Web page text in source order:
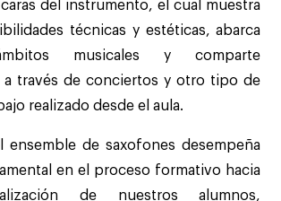
del instrumento, el cual muestra
técnicas y estéticas, abarca
musicales y comparte
a través de conciertos y otro tipo de
realizado desde el aula.
ensemble de saxofones desempeña
en el proceso formativo hacia
de nuestros alumnos,